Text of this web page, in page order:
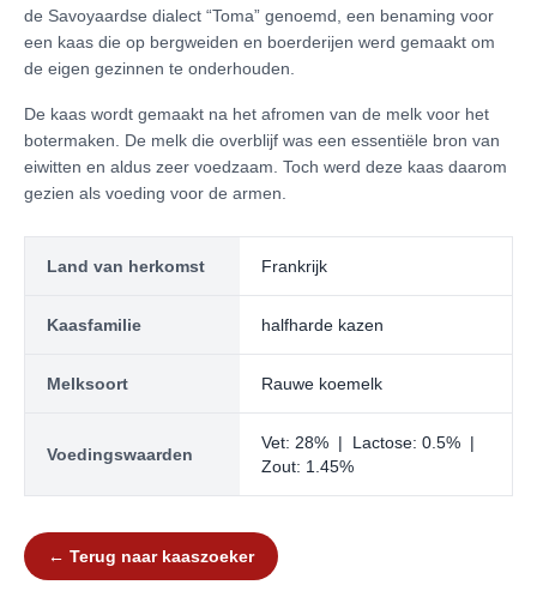
de Savoyaardse dialect “Toma” genoemd, een benaming voor
een kaas die op bergweiden en boerderijen werd gemaakt om
de eigen gezinnen te onderhouden.
De kaas wordt gemaakt na het afromen van de melk voor het
botermaken. De melk die overblijf was een essentiële bron van
eiwitten en aldus zeer voedzaam. Toch werd deze kaas daarom
gezien als voeding voor de armen.
Land van herkomst Frankrijk
Kaasfamilie halfharde kazen
Melksoort Rauwe koemelk
Voedingswaarden
Vet: 28% | Lactose: 0.5% |
Zout: 1.45%
← Terug naar kaaszoeker